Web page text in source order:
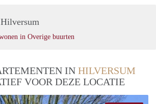
in Overige buurten
IN HILVERSUM
VOOR DEZE LOCATIE